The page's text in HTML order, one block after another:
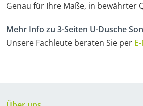
Genau für Ihre Maße, in bewährter
Mehr Info zu 3-Seiten U-Dusche
Unsere Fachleute beraten Sie per